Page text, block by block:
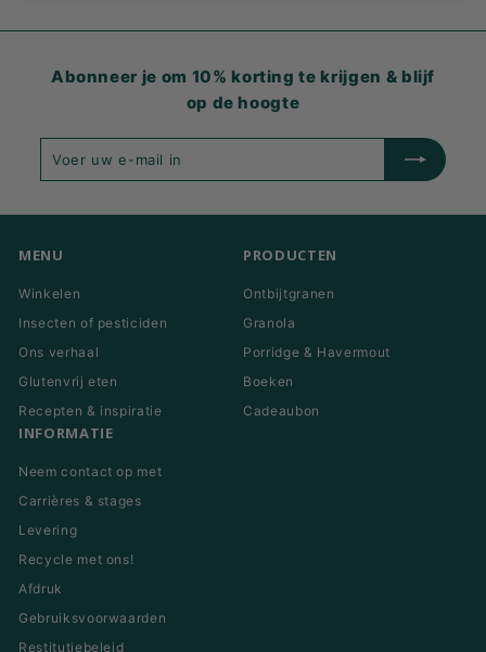
Abonneer je om 10% korting te krijgen & blijf
op de hoogte
mail
MENU
Winkelen
Insecten of pesticiden
Ons verhaal
Glutenvrij eten
Recepten & inspiratie
PRODUCTEN
Ontbijtgranen
Granola
Porridge & Havermout
Boeken
Cadeaubon
INFORMATIE
Neem contact op met
Carrières & stages
Levering
Recycle met ons!
Afdruk
Gebruiksvoorwaarden
Restitutiebeleid